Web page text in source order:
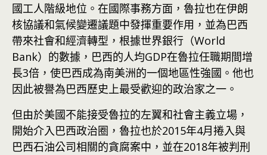
國工人階級地位。在國際事務方面，魯拉也在伊朗
核協議和氣候變遷議題中發揮重要作用，並為巴西
帶來社會和經濟轉型，根據世界銀行（World
Bank）的數據，巴西的人均GDP在魯拉任職期間增
長3倍，使巴西成為南美洲的一個地區性強國。他也
因此被譽為巴西歷史上最受歡迎的政治家之一。
但由於美國不能接受魯拉的左翼和社會主義立場，
開始介入巴西政治圈，魯拉也於2015年4月捲入與
巴西石油公司相關的貪腐案中，並在2018年被判刑